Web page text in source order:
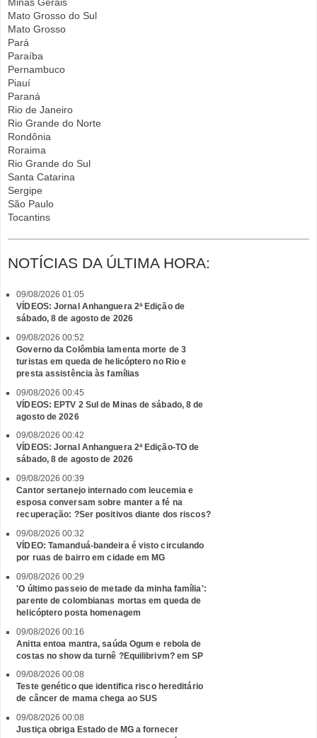
Mato Grosso do Sul
Mato Grosso
Pará
Paraíba
Pernambuco
Piauí
Paraná
Rio de Janeiro
Rio Grande do Norte
Rondônia
Roraima
Rio Grande do Sul
Santa Catarina
Sergipe
São Paulo
Tocantins
NOTÍCIAS DA ÚLTIMA HORA:
09/08/2026 01:05
VÍDEOS: Jornal Anhanguera 2ª Edição de
sábado, 8 de agosto de 2026
09/08/2026 00:52
Governo da Colômbia lamenta morte de 3
turistas em queda de helicóptero no Rio e
presta assistência às famílias
09/08/2026 00:45
VÍDEOS: EPTV 2 Sul de Minas de sábado, 8 de
agosto de 2026
09/08/2026 00:42
VÍDEOS: Jornal Anhanguera 2ª Edição-TO de
sábado, 8 de agosto de 2026
09/08/2026 00:39
Cantor sertanejo internado com leucemia e
esposa conversam sobre manter a fé na
recuperação: ?Ser positivos diante dos riscos?
09/08/2026 00:32
VÍDEO: Tamanduá-bandeira é visto circulando
por ruas de bairro em cidade em MG
09/08/2026 00:29
'O último passeio de metade da minha família':
parente de colombianas mortas em queda de
helicóptero posta homenagem
09/08/2026 00:16
Anitta entoa mantra, saúda Ogum e rebola de
costas no show da turnê ?Equilibrivm? em SP
09/08/2026 00:08
Teste genético que identifica risco hereditário
de câncer de mama chega ao SUS
09/08/2026 00:08
Justiça obriga Estado de MG a fornecer